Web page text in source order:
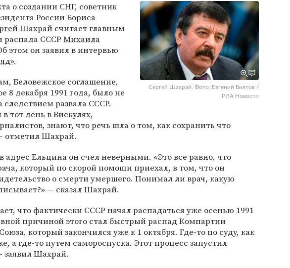
Сергей Шахрай. Фото: Евгений Биятов /
РИА Новости
о создании СНГ, советник
РоссииБориса
Шахрай считает главным
распада СССР Михаила
этом он заявил в интервью
.
Беловежское соглашение,
8 декабря 1991 года, было не
развала СССР.
тот день в Вискулях,
знают, что речь шла о том, как сохранить что
отметил Шахрай.
адрес Ельцина он счел неверными. «Это все равно, что
который по скорой помощи приехал, в том, что он
о смерти умершего. Понимал ли врач, какую
— сказал Шахрай.
что фактически СССР начал распадаться уже осенью 1991
причиной этого стал быстрый распад Компартии
который закончился уже к 1 октября. Где-то по суду, как
а где-то путем самороспуска. Этот процесс запустил
заявил Шахрай.